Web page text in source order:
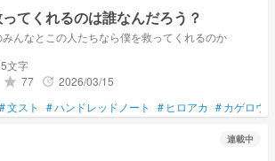
てくれるのは誰なんだろう？
んなとこの人たちなら僕を救ってくれるのか
文字
grade 77 update 2026/03/15
#文スト #ハンドレッドノート # ヒロアカ #カゲロウ
連載中